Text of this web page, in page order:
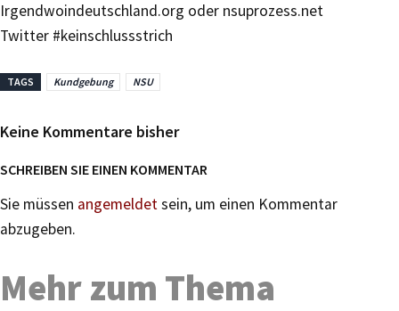
Irgendwoindeutschland.org oder nsuprozess.net
Twitter #keinschlussstrich
TAGS Kundgebung NSU
Keine Kommentare bisher
SCHREIBEN SIE EINEN KOMMENTAR
Sie müssen angemeldetsein, um einen Kommentar
abzugeben.
Mehr zum Thema